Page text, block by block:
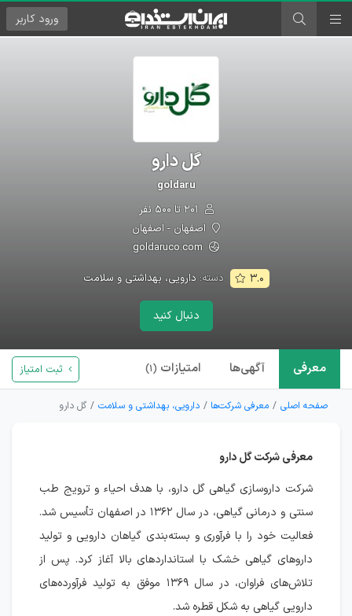
ورود کاربر
گل دارو
goldaru
اصفهان - اصفهان
۳.۰ دسته:دارویی، بهداشتی و سلامت
دنبال کنید
معرفی آگهی‌ها امتیازات (۱) ثبت امتیاز
صفحه اصلی معرفی شرکت‌ها دارویی، بهداشتی و سلامت گل دارو
معرفی شرکت گل دارو
شرکت داروسازی گیاهی گل دارو، با هدف احیاء و ترویج طب
سنتی و درمانی گیاهی، در سال ۱۳۶۲ در اصفهان تأسیس شد.
فعالیت خود را با فرآوری و بسته‌بندی گیاهان دارویی و تولید
داروهای گیاهی خشک با استانداردهای بالا آغاز کرد. پس از
تلاش‌های فراوان، در سال ۱۳۶۹ موفق به تولید فرآورده‌های
دارویی گیاهی به شکل قطره شد.